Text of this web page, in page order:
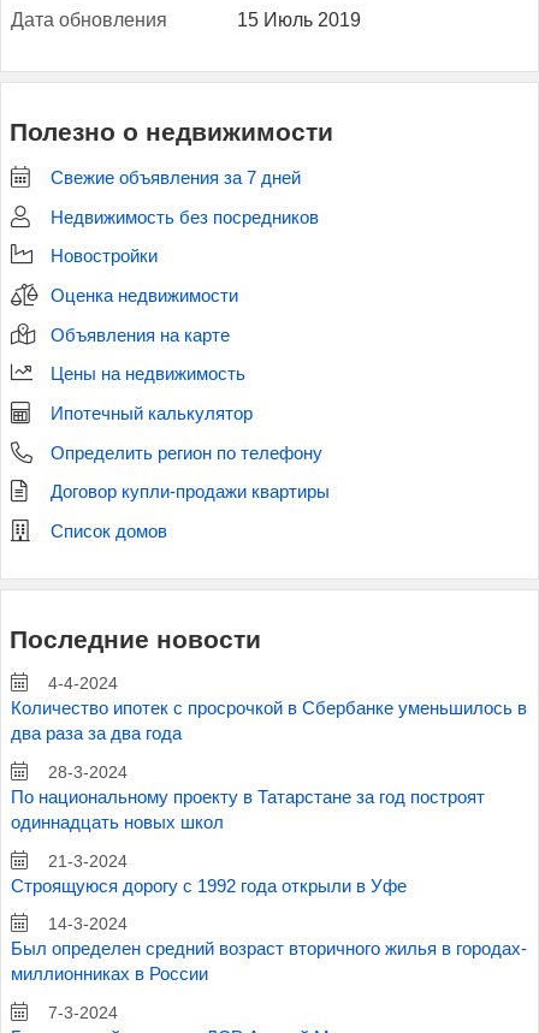
Да­та об­новле­ния 15 Июль 2019
Полезно о недвижимости
Свежие объявления за 7 дней
Недвижимость без посредников
Новостройки
Оценка недвижимости
Объявления на карте
Цены на недвижимость
Ипотечный калькулятор
Определить регион по телефону
Договор купли-продажи квартиры
Список домов
Последние новости
4-4-2024
Количество ипотек с просрочкой в Сбербанке уменьшилось в
два раза за два года
28-3-2024
По национальному проекту в Татарстане за год построят
одиннадцать новых школ
21-3-2024
Строящуюся дорогу с 1992 года открыли в Уфе
14-3-2024
Был определен средний возраст вторичного жилья в городах-
миллионниках в России
7-3-2024